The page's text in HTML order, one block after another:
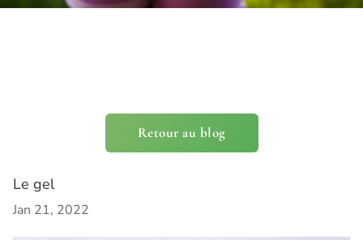
Retour au blog
Le gel
Jan 21, 2022